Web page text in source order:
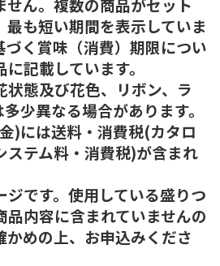
最も短い期間を表示していま
づく賞味（消費）期限につい
記載しています。
態及び花色、リボン、ラ
少異なる場合があります。
)には送料・消費税(カタロ
ステム料・消費税)が含まれ
です。使用している盛りつ
品内容に含まれていませんの
かめの上、お申込みくださ